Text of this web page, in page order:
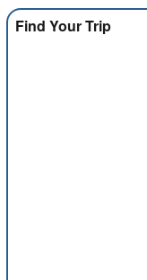
Find Your Trip